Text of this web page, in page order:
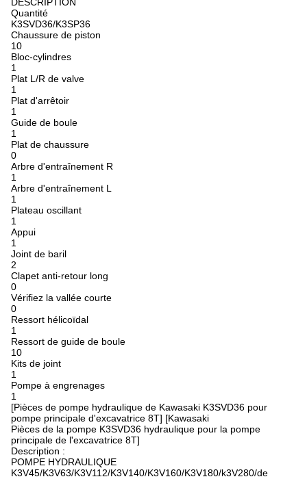
Quantité
K3SVD36/K3SP36
Chaussure de piston
10
Bloc-cylindres
1
Plat L/R de valve
1
Plat d'arrêtoir
1
Guide de boule
1
Plat de chaussure
0
Arbre d'entraînement R
1
Arbre d'entraînement L
1
Plateau oscillant
1
Appui
1
Joint de baril
2
Clapet anti-retour long
0
Vérifiez la vallée courte
0
Ressort hélicoïdal
1
Ressort de guide de boule
10
Kits de joint
1
Pompe à engrenages
1
[Pièces de pompe hydraulique de Kawasaki K3SVD36 pour
pompe principale d'excavatrice 8T] [Kawasaki
Pièces de la pompe K3SVD36 hydraulique pour la pompe
principale de l'excavatrice 8T]
Description :
POMPE HYDRAULIQUE
K3V45/K3V63/K3V112/K3V140/K3V160/K3V180/k3V280/de